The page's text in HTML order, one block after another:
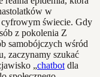
w
świecie. Gdy
z pokolenia Z
samobójczych wśród
zaczynamy szukać
„chatbot dla